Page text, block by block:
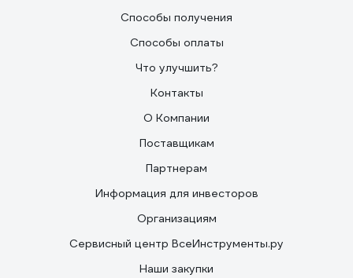
Способы получения
Способы оплаты
Что улучшить?
Контакты
О Компании
Поставщикам
Партнерам
Информация для инвесторов
Организациям
Сервисный центр ВсеИнструменты.ру
Наши закупки